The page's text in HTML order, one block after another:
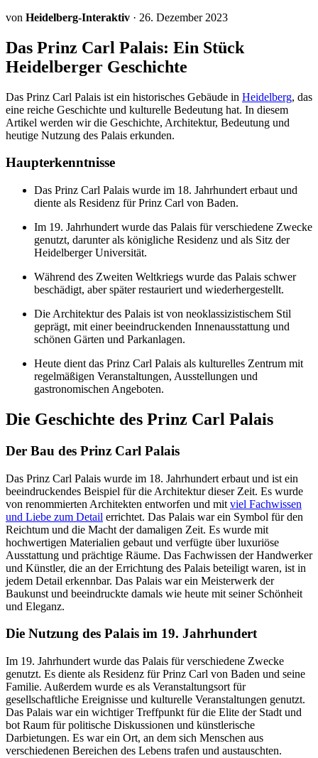
von Heidelberg-Interaktiv · 26. Dezember 2023
Das Prinz Carl Palais: Ein Stück
Heidelberger Geschichte
Das Prinz Carl Palais ist ein historisches Gebäude in Heidelberg, das
eine reiche Geschichte und kulturelle Bedeutung hat. In diesem
Artikel werden wir die Geschichte, Architektur, Bedeutung und
heutige Nutzung des Palais erkunden.
Haupterkenntnisse
Das Prinz Carl Palais wurde im 18. Jahrhundert erbaut und
diente als Residenz für Prinz Carl von Baden.
Im 19. Jahrhundert wurde das Palais für verschiedene Zwecke
genutzt, darunter als königliche Residenz und als Sitz der
Heidelberger Universität.
Während des Zweiten Weltkriegs wurde das Palais schwer
beschädigt, aber später restauriert und wiederhergestellt.
Die Architektur des Palais ist von neoklassizistischem Stil
geprägt, mit einer beeindruckenden Innenausstattung und
schönen Gärten und Parkanlagen.
Heute dient das Prinz Carl Palais als kulturelles Zentrum mit
regelmäßigen Veranstaltungen, Ausstellungen und
gastronomischen Angeboten.
Die Geschichte des Prinz Carl Palais
Der Bau des Prinz Carl Palais
Das Prinz Carl Palais wurde im 18. Jahrhundert erbaut und ist ein
beeindruckendes Beispiel für die Architektur dieser Zeit. Es wurde
von renommierten Architekten entworfen und mit viel Fachwissen
und Liebe zum Detail errichtet. Das Palais war ein Symbol für den
Reichtum und die Macht der damaligen Zeit. Es wurde mit
hochwertigen Materialien gebaut und verfügte über luxuriöse
Ausstattung und prächtige Räume. Das Fachwissen der Handwerker
und Künstler, die an der Errichtung des Palais beteiligt waren, ist in
jedem Detail erkennbar. Das Palais war ein Meisterwerk der
Baukunst und beeindruckte damals wie heute mit seiner Schönheit
und Eleganz.
Die Nutzung des Palais im 19. Jahrhundert
Im 19. Jahrhundert wurde das Palais für verschiedene Zwecke
genutzt. Es diente als Residenz für Prinz Carl von Baden und seine
Familie. Außerdem wurde es als Veranstaltungsort für
gesellschaftliche Ereignisse und kulturelle Veranstaltungen genutzt.
Das Palais war ein wichtiger Treffpunkt für die Elite der Stadt und
bot Raum für politische Diskussionen und künstlerische
Darbietungen. Es war ein Ort, an dem sich Menschen aus
verschiedenen Bereichen des Lebens trafen und austauschten.